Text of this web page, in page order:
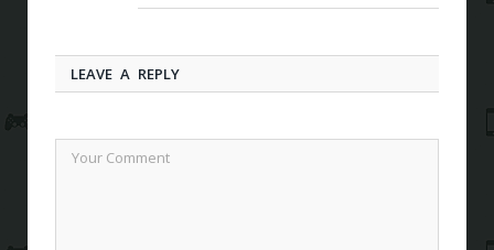
LEAVE A REPLY